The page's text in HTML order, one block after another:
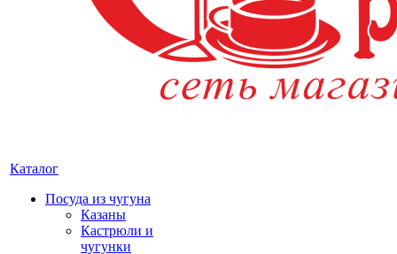
Каталог
Посуда из чугуна
Казаны
Кастрюли и
чугунки